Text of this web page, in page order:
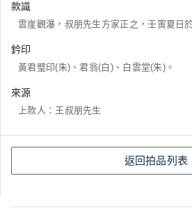
款識
雲崖觀瀑，叔朋先生方家正之，壬寅夏日
鈐印
黃君璧印(朱)、君翁(白)、白雲堂(朱)。
來源
上款人：王叔朋先生
返回拍品列表